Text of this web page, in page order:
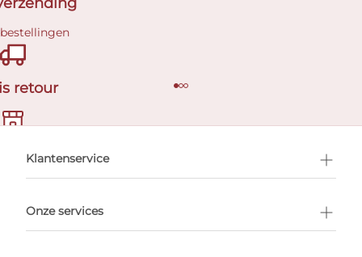
retour
afspraak
Klantenservice
Onze services